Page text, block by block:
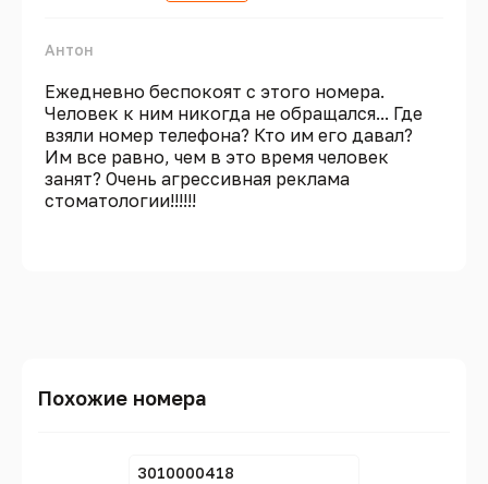
Антон
Ежедневно беспокоят с этого номера.
Человек к ним никогда не обращался... Где
взяли номер телефона? Кто им его давал?
Им все равно, чем в это время человек
занят? Очень агрессивная реклама
стоматологии!!!!!!
Похожие номера
3010000418